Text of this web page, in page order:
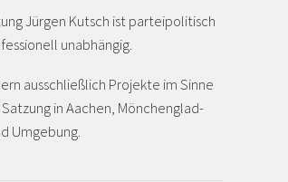
Jürgen Kutsch ist partei­politisch
unabhängig.
ausschließlich Projekte im Sinne
in Aachen, Mönchen­glad­
Umgebung.